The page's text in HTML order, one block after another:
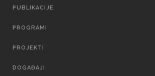
PUBLIKACIJE
PROGRAMI
PROJEKTI
DOGAĐAJI